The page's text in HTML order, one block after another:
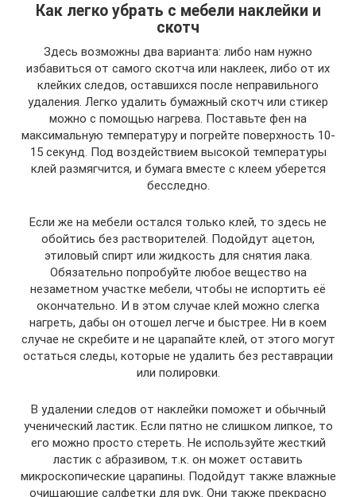
Как легко убрать с мебели наклейки и
скотч
Здесь возможны два варианта: либо нам нужно
избавиться от самого скотча или наклеек, либо от их
клейких следов, оставшихся после неправильного
удаления. Легко удалить бумажный скотч или стикер
можно с помощью нагрева. Поставьте фен на
максимальную температуру и погрейте поверхность 10-
15 секунд. Под воздействием высокой температуры
клей размягчится, и бумага вместе с клеем уберется
бесследно.
Если же на мебели остался только клей, то здесь не
обойтись без растворителей. Подойдут ацетон,
этиловый спирт или жидкость для снятия лака.
Обязательно попробуйте любое вещество на
незаметном участке мебели, чтобы не испортить её
окончательно. И в этом случае клей можно слегка
нагреть, дабы он отошел легче и быстрее. Ни в коем
случае не скребите и не царапайте клей, от этого могут
остаться следы, которые не удалить без реставрации
или полировки.
В удалении следов от наклейки поможет и обычный
ученический ластик. Если пятно не слишком липкое, то
его можно просто стереть. Не используйте жесткий
ластик с абразивом, т.к. он может оставить
микроскопические царапины. Подойдут также влажные
очищающие салфетки для рук. Они также прекрасно